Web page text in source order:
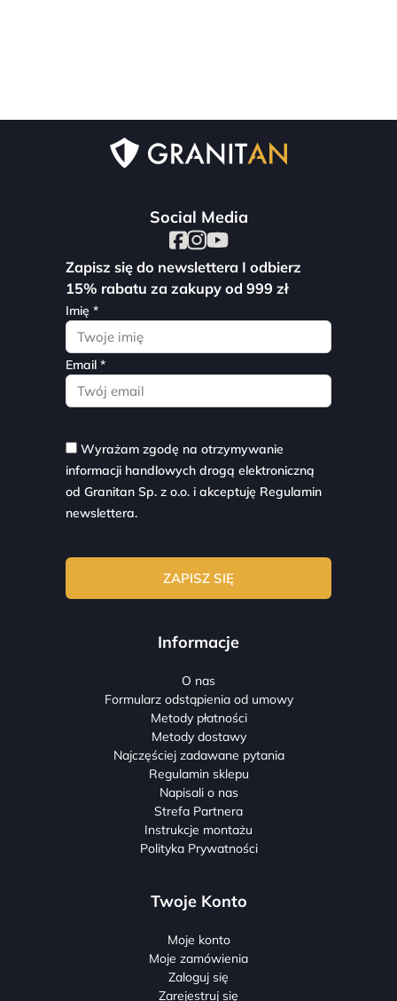
Social Media
Zapisz się do newslettera I odbierz
15% rabatu za zakupy od 999 zł
Imię *
Email *
Wyrażam zgodę na otrzymywanie
informacji handlowych drogą elektroniczną
od Granitan Sp. z o.o. i akceptuję Regulamin
newslettera.
Informacje
O nas
Formularz odstąpienia od umowy
Metody płatności
Metody dostawy
Najczęściej zadawane pytania
Regulamin sklepu
Napisali o nas
Strefa Partnera
Instrukcje montażu
Polityka Prywatności
Twoje Konto
Moje konto
Moje zamówienia
Zaloguj się
Zarejestruj się